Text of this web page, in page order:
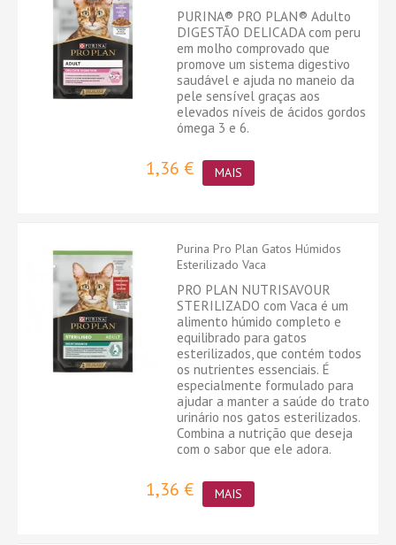
PURINA® PRO PLAN® Adulto
DIGESTÃO DELICADA com peru
em molho comprovado que
promove um sistema digestivo
saudável e ajuda no maneio da
pele sensível graças aos
elevados níveis de ácidos gordos
ómega 3 e 6.
1,36 € MAIS
Purina Pro Plan Gatos Húmidos
Esterilizado Vaca
PRO PLAN NUTRISAVOUR
STERILIZADO com Vaca é um
alimento húmido completo e
equilibrado para gatos
esterilizados, que contém todos
os nutrientes essenciais. É
especialmente formulado para
ajudar a manter a saúde do trato
urinário nos gatos esterilizados.
Combina a nutrição que deseja
com o sabor que ele adora.
1,36 € MAIS